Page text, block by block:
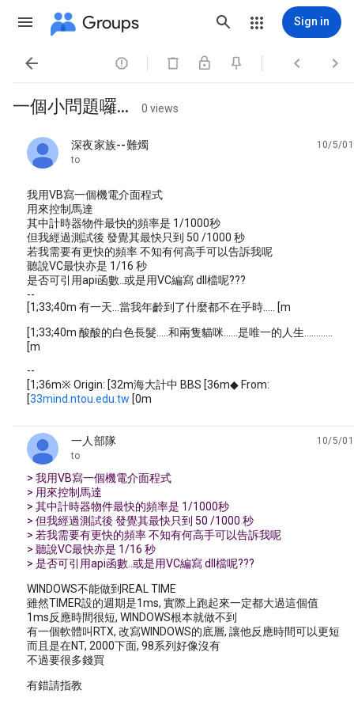
Groups Sign in
   
一個小問題囉... 0 views
深夜家族--難燭
unread,
10/5/01
to
我用VB寫一個機電介面程式
用來控制馬達
其中計時器物件最快的頻率是 1/1000秒
但我經過測試後 發覺其最快只到 50 /1000 秒
若我需要有更快的頻率 不知有何高手可以告訴我呢
聽說VC最快亦是 1/16 秒
是否可引用api函數..或是用VC編寫 dll檔呢???
--
[1;33;40m 有一天...當我年齡到了什麼都不在乎時..... [m
[1;33;40m 酸酸的白色長髮.....和兩隻貓咪......是唯一的人生............
[m
--
[1;36m※ Origin: [32m海大計中 BBS [36m◆ From:
[33mind.ntou.edu.tw [0m
一人部隊
unread,
10/5/01
to
> 我用VB寫一個機電介面程式
> 用來控制馬達
> 其中計時器物件最快的頻率是 1/1000秒
> 但我經過測試後 發覺其最快只到 50 /1000 秒
> 若我需要有更快的頻率 不知有何高手可以告訴我呢
> 聽說VC最快亦是 1/16 秒
> 是否可引用api函數..或是用VC編寫 dll檔呢???
WINDOWS不能做到REAL TIME
雖然TIMER設的週期是1ms, 實際上跑起來一定都大過這個值
1ms反應時間很短, WINDOWS根本就做不到
有一個軟體叫RTX, 改寫WINDOWS的底層, 讓他反應時間可以更短
而且是在NT, 2000下面, 98系列好像沒有
不過要很多錢買
有錯請指教